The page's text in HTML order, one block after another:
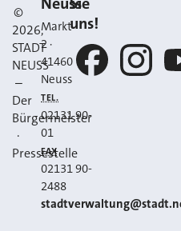
©
2026,
STADT
NEUSS
–
Der
Bürgermeister
·
Pressestelle
Markt
2 ·
41460
Neuss
TEL.
02131 90-
01
FAX
02131 90-
2488
E-MAIL
uns!